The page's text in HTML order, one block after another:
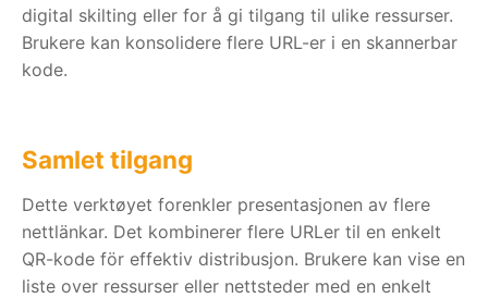
digital skilting eller for å gi tilgang til ulike ressurser.
Brukere kan konsolidere flere URL-er i en skannerbar
kode.
Samlet tilgang
Dette verktøyet forenkler presentasjonen av flere
nettlänkar. Det kombinerer flere URLer til en enkelt
QR-kode för effektiv distribusjon. Brukere kan vise en
liste over ressurser eller nettsteder med en enkelt